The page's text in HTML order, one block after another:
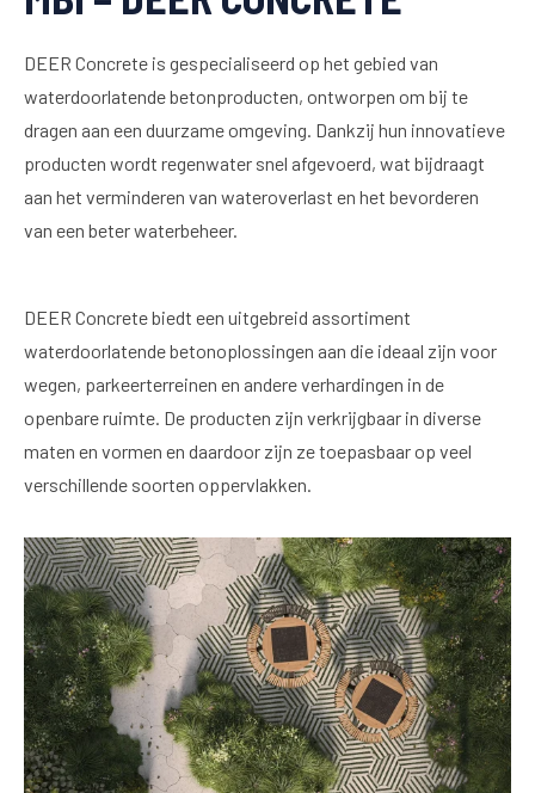
DEER Concrete is gespecialiseerd op het gebied van
waterdoorlatende betonproducten, ontworpen om bij te
dragen aan een duurzame omgeving. Dankzij hun innovatieve
producten wordt regenwater snel afgevoerd, wat bijdraagt
aan het verminderen van wateroverlast en het bevorderen
van een beter waterbeheer.
DEER Concrete biedt een uitgebreid assortiment
waterdoorlatende betonoplossingen aan die ideaal zijn voor
wegen, parkeerterreinen en andere verhardingen in de
openbare ruimte. De producten zijn verkrijgbaar in diverse
maten en vormen en daardoor zijn ze toepasbaar op veel
verschillende soorten oppervlakken.